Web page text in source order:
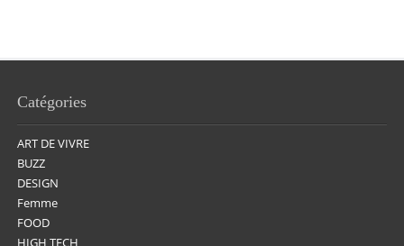
Catégories
ART DE VIVRE
BUZZ
DESIGN
Femme
FOOD
HIGH TECH